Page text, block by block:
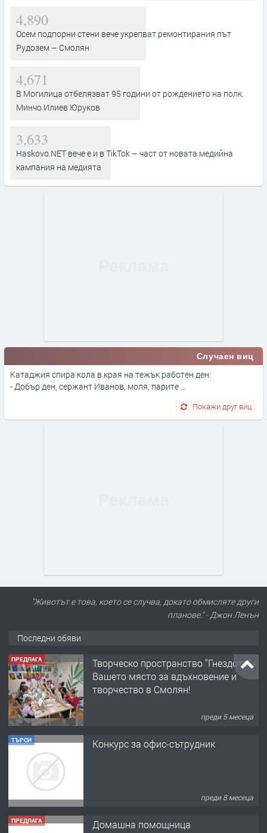
4,890
Осем подпорни стени вече укрепват ремонтирания път
Рудозем – Смолян
4,671
В Могилица отбелязват 95 години от рождението на полк.
Минчо Илиев Юруков
3,633
Haskovo.NET вече е и в TikTok – част от новата медийна
кампания на медията
Случаен виц
Катаджия спира кола в края на тежък работен ден:
- Добър ден, сержант Иванов, моля, парите ...
Покажи друг виц
"Животът е това, което се случва, докато обмисляте други
планове." - Джон Ленън
Последни обяви
ТЪРСИ Конкурс за офис-сътрудник
преди 8 месеца
ПРЕДЛАГА Домашна помощница
преди 1 година
ПРЕДЛАГА Къща в Марония, Гърция